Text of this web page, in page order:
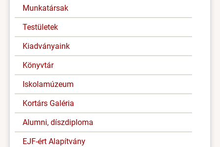
Munkatársak
Testületek
Kiadványaink
Könyvtár
Iskolamúzeum
Kortárs Galéria
Alumni, díszdiploma
EJF-ért Alapítvány